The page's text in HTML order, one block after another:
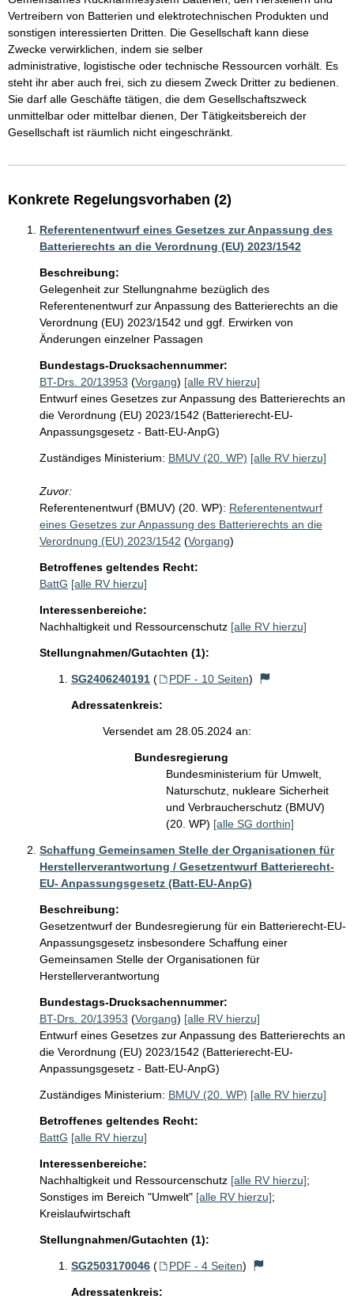
Vertreibern von Batterien und elektrotechnischen Produkten und
sonstigen interessierten Dritten. Die Gesellschaft kann diese
Zwecke verwirklichen, indem sie selber
administrative, logistische oder technische Ressourcen vorhält. Es
steht ihr aber auch frei, sich zu diesem Zweck Dritter zu bedienen.
Sie darf alle Geschäfte tätigen, die dem Gesellschaftszweck
unmittelbar oder mittelbar dienen, Der Tätigkeitsbereich der
Gesellschaft ist räumlich nicht eingeschränkt.
Konkrete Regelungsvorhaben (2)
Referentenentwurf eines Gesetzes zur Anpassung des
Batterierechts an die Verordnung (EU) 2023/1542
Beschreibung:
Gelegenheit zur Stellungnahme bezüglich des
Referentenentwurf zur Anpassung des Batterierechts an die
Verordnung (EU) 2023/1542 und ggf. Erwirken von
Änderungen einzelner Passagen
Bundestags-Drucksachennummer:
BT-Drs. 20/13953 (Vorgang) [alle RV hierzu]
Entwurf eines Gesetzes zur Anpassung des Batterierechts an
die Verordnung (EU) 2023/1542 (Batterierecht-EU-
Anpassungsgesetz - Batt-EU-AnpG)
Zuständiges Ministerium: BMUV (20. WP) [alle RV hierzu]
Zuvor:
Referentenentwurf (BMUV) (20. WP): Referentenentwurf
eines Gesetzes zur Anpassung des Batterierechts an die
Verordnung (EU) 2023/1542 (Vorgang)
Betroffenes geltendes Recht:
BattG [alle RV hierzu]
Interessenbereiche:
Nachhaltigkeit und Ressourcenschutz [alle RV hierzu]
Stellungnahmen/Gutachten (1):
SG2406240191 ( PDF - 10 Seiten)
Adressatenkreis:
Versendet am 28.05.2024 an:
Bundesregierung
Bundesministerium für Umwelt,
Naturschutz, nukleare Sicherheit
und Verbraucherschutz (BMUV)
(20. WP) [alle SG dorthin]
Schaffung Gemeinsamen Stelle der Organisationen für
Herstellerverantwortung / Gesetzentwurf Batterierecht-
EU- Anpassungsgesetz (Batt-EU-AnpG)
Beschreibung:
Gesetzentwurf der Bundesregierung für ein Batterierecht-EU-
Anpassungsgesetz insbesondere Schaffung einer
Gemeinsamen Stelle der Organisationen für
Herstellerverantwortung
Bundestags-Drucksachennummer:
BT-Drs. 20/13953 (Vorgang) [alle RV hierzu]
Entwurf eines Gesetzes zur Anpassung des Batterierechts an
die Verordnung (EU) 2023/1542 (Batterierecht-EU-
Anpassungsgesetz - Batt-EU-AnpG)
Zuständiges Ministerium: BMUV (20. WP) [alle RV hierzu]
Betroffenes geltendes Recht:
BattG [alle RV hierzu]
Interessenbereiche:
Nachhaltigkeit und Ressourcenschutz [alle RV hierzu];
Sonstiges im Bereich "Umwelt" [alle RV hierzu];
Kreislaufwirtschaft
Stellungnahmen/Gutachten (1):
SG2503170046 ( PDF - 4 Seiten)
Adressatenkreis: